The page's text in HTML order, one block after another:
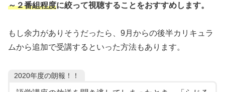
～２番組程度に絞って視聴することをおすすめします。
もし余力がありそうだったら、9月からの後半カリキュラ
ムから追加で受講するといった方法もあります。
2020年度の朗報！！